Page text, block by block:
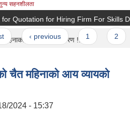
सहनशीलता
Quotation for Hiring Firm For Skills
‹ previous 1
आय व्यायको विवरण !!!
महिनाको आय व्यायको
2024 - 15:37